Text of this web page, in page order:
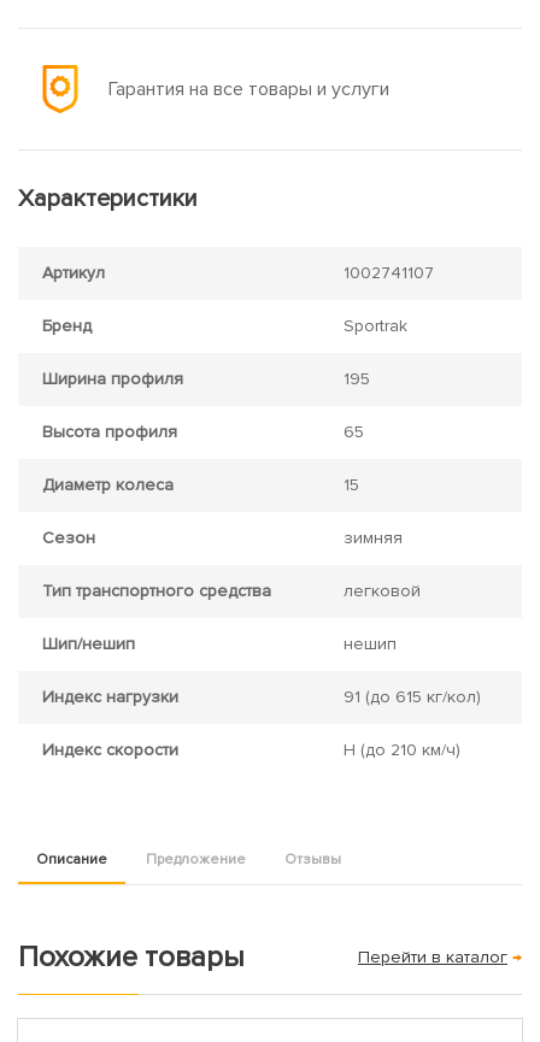
Гарантия на все товары и услуги
Характеристики
Артикул 1002741107
Бренд Sportrak
Ширина профиля 195
Высота профиля 65
Диаметр колеса 15
Сезон зимняя
Тип транспортного средства легковой
Шип/нешип нешип
Индекс нагрузки 91 (до 615 кг/кол)
Индекс скорости H (до 210 км/ч)
Описание Предложение Отзывы
Похожие товары Перейти в каталог →